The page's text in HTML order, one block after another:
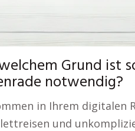
Grund ist
notwendig?
in Ihrem digitalen
und